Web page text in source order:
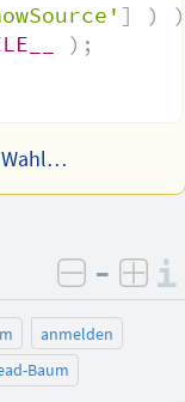
] )
)
) ;
Wahl…
negativ
–
anmelden
Baum